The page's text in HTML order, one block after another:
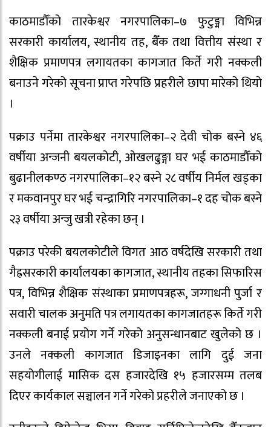
काठमाडौँको तारकेश्वर नगरपालिका–७ फुटुङ्मा विभिन्न
सरकारी कार्यालय, स्थानीय तह, बैँक तथा वित्तीय संस्था र
शैक्षिक प्रमाणपत्र लगायतका कागजात किर्ते गरी नक्कली
बनाउने गरेको सूचना प्राप्त गरेपछि प्रहरीले छापा मारेको थियो
।
पक्राउ पर्नेमा तारकेश्वर नगरपालिका–२ देवी चोक बस्ने ४६
वर्षीया अन्जनी बयलकोटी, ओखलढुङ्गा घर भई काठमाडौँको
बुढानीलकण्ठ नगरपालिका–१२ बस्ने २८ वर्षीय निर्मल खड्का
र मकवानपुर घर भई चन्द्रागिरि नगरपालिका–१ दह चोक बस्ने
२३ वर्षीया अन्जु खत्री रहेका छन् ।
पक्राउ परेकी बयलकोटीले विगत आठ वर्षदेखि सरकारी तथा
गैह्रसरकारी कार्यालयका कागजात, स्थानीय तहका सिफारिस
पत्र, विभिन्न शैक्षिक संस्थाका प्रमाणपत्रहरू, जग्गाधनी पुर्जा र
सवारी चालक अनुमति पत्र लगायतका कागजातहरू किर्ते गरी
नक्कली बनाई प्रयोग गर्ने गरेको अनुसन्धानबाट खुलेको छ ।
उनले नक्कली कागजात डिजाइनका लागि दुई जना
सहयोगीलाई मासिक दस हजारदेखि १५ हजारसम्म तलब
दिएर कार्यकाल सञ्चालन गर्ने गरेको प्रहरीले जनाएको छ ।